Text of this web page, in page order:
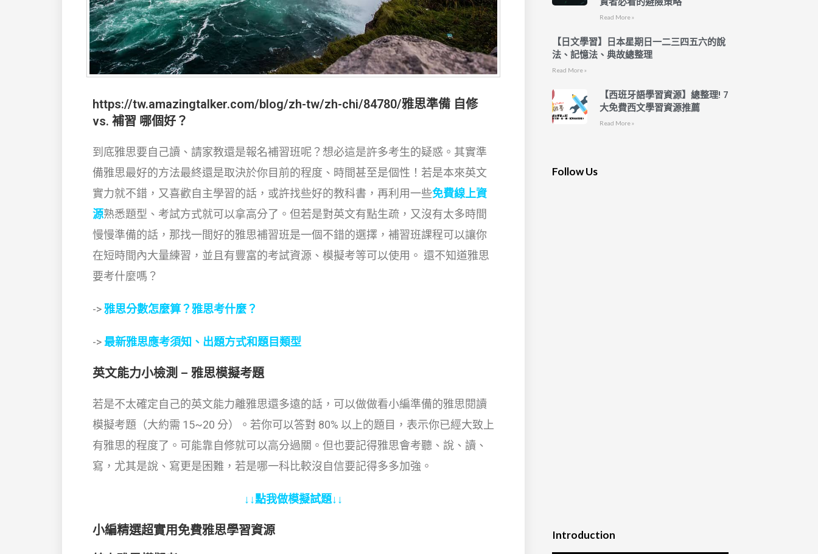
https://tw.amazingtalker.com/blog/zh-tw/zh-chi/84780/雅思準備 自修
vs. 補習 哪個好？
到底雅思要自己讀、請家教還是報名補習班呢？想必這是許多考生的疑惑。其實準
備雅思最好的方法最終還是取決於你目前的程度、時間甚至是個性！若是本來英文
實力就不錯，又喜歡自主學習的話，或許找些好的教科書，再利用一些免費線上資
源熟悉題型、考試方式就可以拿高分了。但若是對英文有點生疏，又沒有太多時間
慢慢準備的話，那找一間好的雅思補習班是一個不錯的選擇，補習班課程可以讓你
在短時間內大量練習，並且有豐富的考試資源、模擬考等可以使用。 還不知道雅思
要考什麼嗎？
->雅思分數怎麼算？雅思考什麼？
->最新雅思應考須知、出題方式和題目類型
英文能力小檢測 – 雅思模擬考題
若是不太確定自己的英文能力離雅思還多遠的話，可以做做看小編準備的雅思閱讀
模擬考題（大約需 15~20 分）。若你可以答對 80% 以上的題目，表示你已經大致上
有雅思的程度了。可能靠自修就可以高分過關。但也要記得雅思會考聽、說、讀、
寫，尤其是說、寫更是困難，若是哪一科比較沒自信要記得多多加強。
↓↓點我做模擬試題↓↓
小編精選超實用免費雅思學習資源
Read More »
【日文學習】日本星期日一二三四五六的說
法、記憶法、典故總整理
Read More »
【西班牙語學習資源】總整理! 7
大免費西文學習資源推薦
Read More »
Follow Us
Introduction